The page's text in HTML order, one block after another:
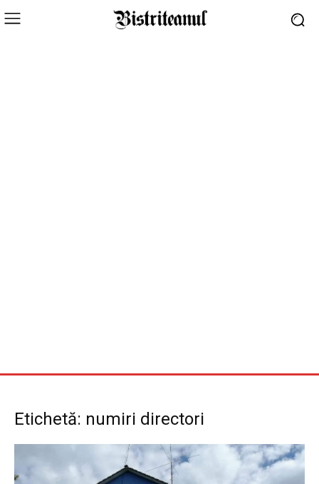
Etichetă: numiri directori